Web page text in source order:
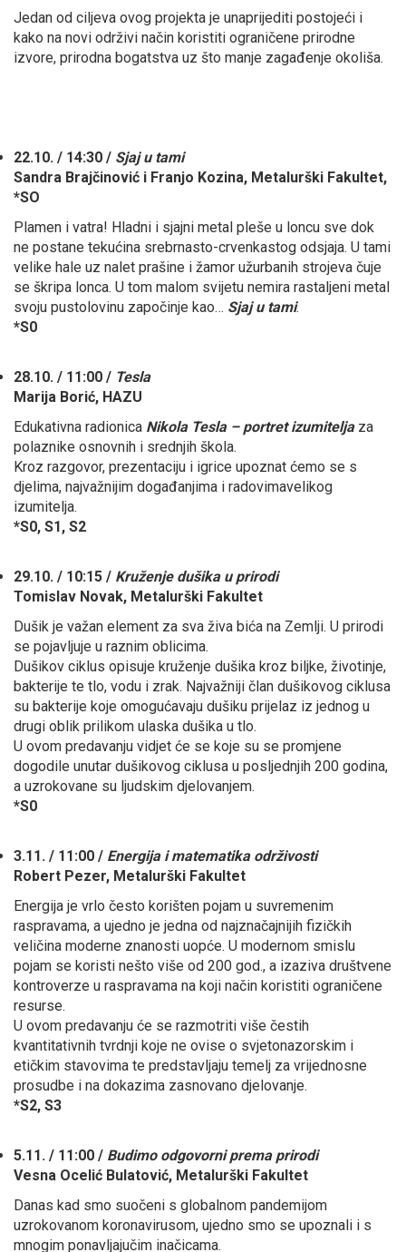
Jedan od ciljeva ovog projekta je unaprijediti postojeći i
kako na novi održivi način koristiti ograničene prirodne
izvore, prirodna bogatstva uz što manje zagađenje okoliša.
22.10. / 14:30 / Sjaj u tami
Sandra Brajčinović i Franjo Kozina, Metalurški Fakultet,
*SO
Plamen i vatra! Hladni i sjajni metal pleše u loncu sve dok
ne postane tekućina srebrnasto-crvenkastog odsjaja. U tami
velike hale uz nalet prašine i žamor užurbanih strojeva čuje
se škripa lonca. U tom malom svijetu nemira rastaljeni metal
svoju pustolovinu započinje kao… Sjaj u tami.
*S0
28.10. / 11:00 / Tesla
Marija Borić, HAZU
Edukativna radionica Nikola Tesla – portret izumiteljaza
polaznike osnovnih i srednjih škola.
Kroz razgovor, prezentaciju i igrice upoznat ćemo se s
djelima, najvažnijim događanjima i radovimavelikog
izumitelja.
*S0, S1, S2
29.10. / 10:15 / Kruženje dušika u prirodi
Tomislav Novak, Metalurški Fakultet
Dušik je važan element za sva živa bića na Zemlji. U prirodi
se pojavljuje u raznim oblicima.
Dušikov ciklus opisuje kruženje dušika kroz biljke, životinje,
bakterije te tlo, vodu i zrak. Najvažniji član dušikovog ciklusa
su bakterije koje omogućavaju dušiku prijelaz iz jednog u
drugi oblik prilikom ulaska dušika u tlo.
U ovom predavanju vidjet će se koje su se promjene
dogodile unutar dušikovog ciklusa u posljednjih 200 godina,
a uzrokovane su ljudskim djelovanjem.
*S0
3.11. / 11:00 / Energija i matematika održivosti
Robert Pezer, Metalurški Fakultet
Energija je vrlo često korišten pojam u suvremenim
raspravama, a ujedno je jedna od najznačajnijih fizičkih
veličina moderne znanosti uopće. U modernom smislu
pojam se koristi nešto više od 200 god., a izaziva društvene
kontroverze u raspravama na koji način koristiti ograničene
resurse.
U ovom predavanju će se razmotriti više čestih
kvantitativnih tvrdnji koje ne ovise o svjetonazorskim i
etičkim stavovima te predstavljaju temelj za vrijednosne
prosudbe i na dokazima zasnovano djelovanje.
*S2, S3
5.11. / 11:00 / Budimo odgovorni prema prirodi
Vesna Ocelić Bulatović, Metalurški Fakultet
Danas kad smo suočeni s globalnom pandemijom
uzrokovanom koronavirusom, ujedno smo se upoznali i s
mnogim ponavljajučim inačicama.